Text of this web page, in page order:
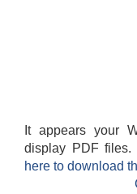
It appears your
display PDF files.
here to download